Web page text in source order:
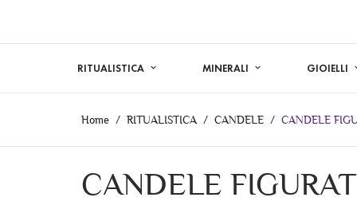
RITUALISTICA MINERALI GIOIELLI
Home RITUALISTICA CANDELE CANDELE
CANDELE